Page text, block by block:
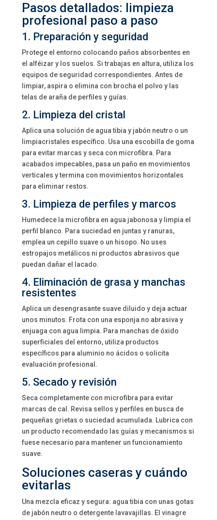
Pasos detallados: limpieza
profesional paso a paso
1. Preparación y seguridad
Protege el entorno colocando paños absorbentes en
el alféizar y los suelos. Si trabajas en altura, utiliza los
equipos de seguridad correspondientes. Antes de
limpiar, aspira o elimina con brocha el polvo y las
telas de araña de perfiles y guías.
2. Limpieza del cristal
Aplica una solución de agua tibia y jabón neutro o un
limpiacristales específico. Usa una escobilla de goma
para evitar marcas y seca con microfibra. Para
acabados impecables, pasa un paño en movimientos
verticales y termina con movimientos horizontales
para eliminar restos.
3. Limpieza de perfiles y marcos
Humedece la microfibra en agua jabonosa y limpia el
perfil blanco. Para suciedad en juntas y ranuras,
emplea un cepillo suave o un hisopo. No uses
estropajos metálicos ni productos abrasivos que
puedan dañar el lacado.
4. Eliminación de grasa y manchas
resistentes
Aplica un desengrasante suave diluido y deja actuar
unos minutos. Frota con una esponja no abrasiva y
enjuaga con agua limpia. Para manchas de óxido
superficiales del entorno, utiliza productos
específicos para aluminio no ácidos o solicita
evaluación profesional.
5. Secado y revisión
Seca completamente con microfibra para evitar
marcas de cal. Revisa sellos y perfiles en busca de
pequeñas grietas o suciedad acumulada. Lubrica con
un producto recomendado las guías y mecanismos si
fuese necesario para mantener un funcionamiento
suave.
Soluciones caseras y cuándo
evitarlas
Una mezcla eficaz y segura: agua tibia con unas gotas
de jabón neutro o detergente lavavajillas. El vinagre